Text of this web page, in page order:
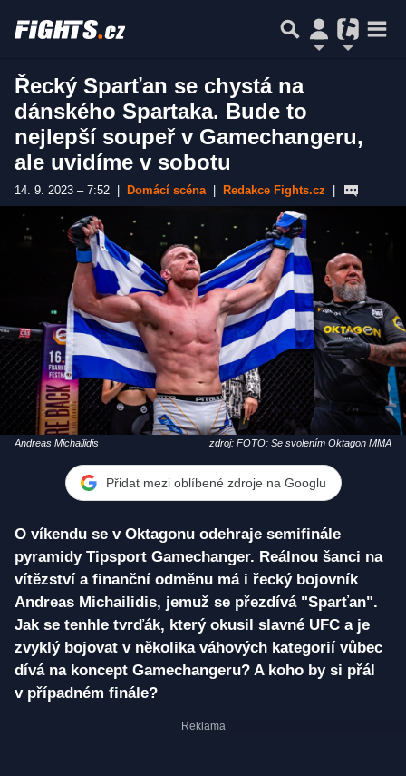
Řecký Sparťan se chystá na
dánského Spartaka. Bude to
nejlepší soupeř v Gamechangeru,
ale uvidíme v sobotu
14. 9. 2023 – 7:52 Domácí scéna Redakce Fights.cz
Andreas Michailidis zdroj: FOTO: Se svolením Oktagon MMA
Přidat mezi oblíbené zdroje na Googlu
O víkendu se v Oktagonu odehraje semifinále
pyramidy Tipsport Gamechanger. Reálnou šanci na
vítězství a finanční odměnu má i řecký bojovník
Andreas Michailidis, jemuž se přezdívá "Sparťan".
Jak se tenhle tvrďák, který okusil slavné UFC a je
zvyklý bojovat v několika váhových kategorií vůbec
dívá na koncept Gamechangeru? A koho by si přál
v případném finále?